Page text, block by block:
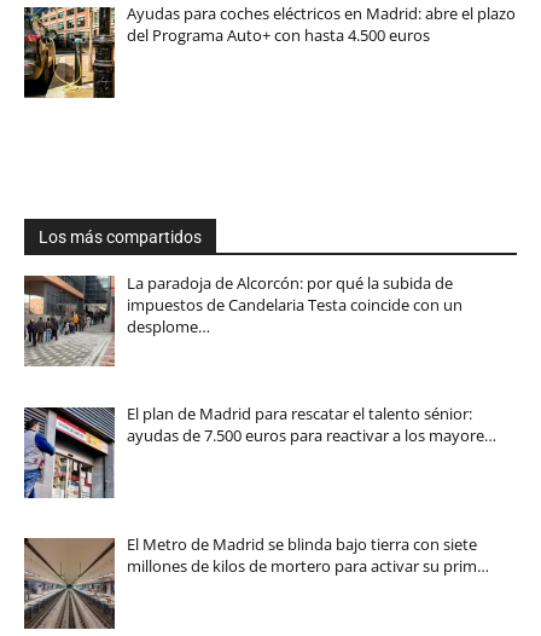
Ayudas para coches eléctricos en Madrid: abre el plazo
del Programa Auto+ con hasta 4.500 euros
Los más compartidos
La paradoja de Alcorcón: por qué la subida de
impuestos de Candelaria Testa coincide con un
desplome…
El plan de Madrid para rescatar el talento sénior:
ayudas de 7.500 euros para reactivar a los mayore…
El Metro de Madrid se blinda bajo tierra con siete
millones de kilos de mortero para activar su prim…